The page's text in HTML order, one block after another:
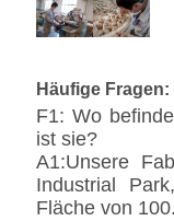
Häufige Fragen:
F1: Wo
ist sie?
A1:Unsere
Industrial
Fläche von